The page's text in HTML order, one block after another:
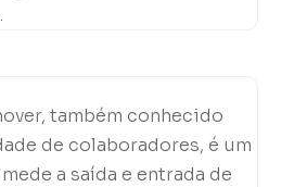
também conhecido
de colaboradores, é um
a saída e entrada de